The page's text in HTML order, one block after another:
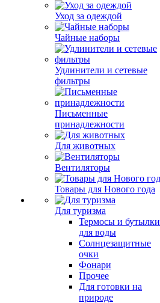
Уход за одеждой
Чайные наборы
Удлинители и сетевые
фильтры
Письменные
принадлежности
Для животных
Вентиляторы
Товары для Нового года
Для туризма
Термосы и бутылки
для воды
Солнцезащитные
очки
Фонари
Прочее
Для готовки на
природе